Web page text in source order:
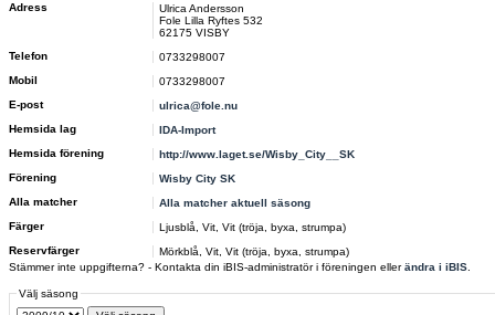
Adress
Ulrica Andersson
Fole Lilla Ryftes 532
62175 VISBY
Telefon
0733298007
Mobil
0733298007
E-post
ulrica@fole.nu
Hemsida lag
IDA-Import
Hemsida förening
http://www.laget.se/Wisby_City__SK
Förening
Wisby City SK
Alla matcher
Alla matcher aktuell säsong
Färger
Ljusblå, Vit, Vit (tröja, byxa, strumpa)
Reservfärger
Mörkblå, Vit, Vit (tröja, byxa, strumpa)
Stämmer inte uppgifterna? - Kontakta din iBIS-administratör i föreningen ellerändra i iBIS
Välj säsong